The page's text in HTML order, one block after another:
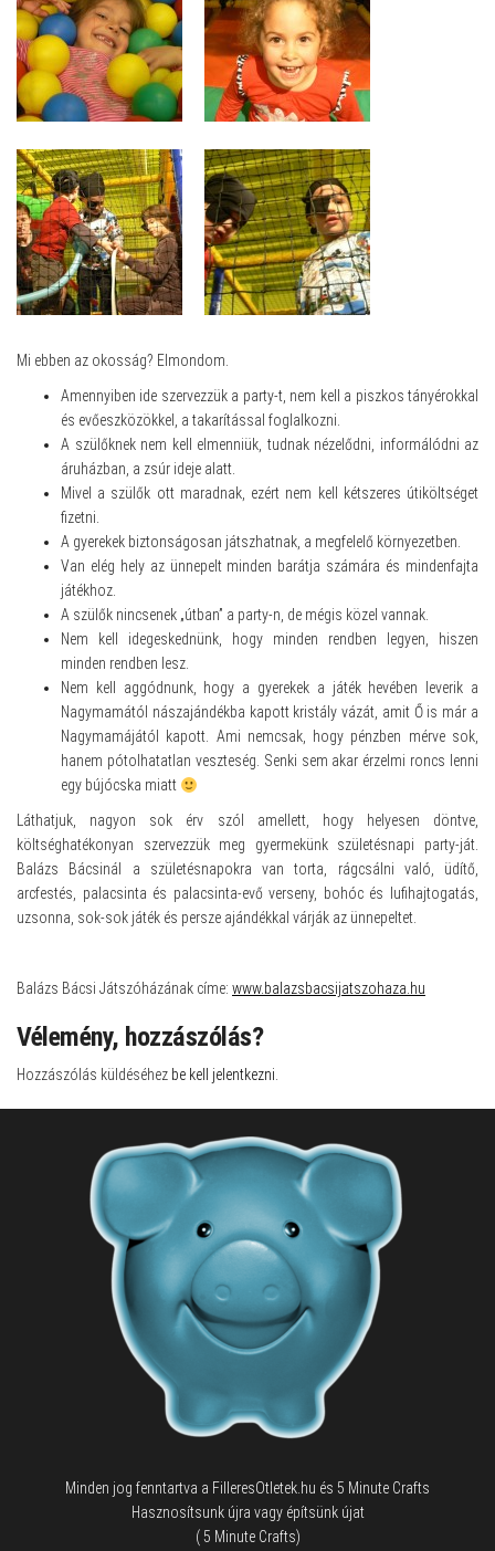
Mi ebben az okosság? Elmondom.
Amennyiben ide szervezzük a party-t, nem kell a piszkos tányérokkal
és evőeszközökkel, a takarítással foglalkozni.
A szülőknek nem kell elmenniük, tudnak nézelődni, informálódni az
áruházban, a zsúr ideje alatt.
Mivel a szülők ott maradnak, ezért nem kell kétszeres útiköltséget
fizetni.
A gyerekek biztonságosan játszhatnak, a megfelelő környezetben.
Van elég hely az ünnepelt minden barátja számára és mindenfajta
játékhoz.
A szülők nincsenek „útban” a party-n, de mégis közel vannak.
Nem kell idegeskednünk, hogy minden rendben legyen, hiszen
minden rendben lesz.
Nem kell aggódnunk, hogy a gyerekek a játék hevében leverik a
Nagymamától nászajándékba kapott kristály vázát, amit Ő is már a
Nagymamájától kapott. Ami nemcsak, hogy pénzben mérve sok,
hanem pótolhatatlan veszteség. Senki sem akar érzelmi roncs lenni
egy bújócska miatt
Láthatjuk, nagyon sok érv szól amellett, hogy helyesen döntve,
költséghatékonyan szervezzük meg gyermekünk születésnapi party-ját.
Balázs Bácsinál a születésnapokra van torta, rágcsálni való, üdítő,
arcfestés, palacsinta és palacsinta-evő verseny, bohóc és lufihajtogatás,
uzsonna, sok-sok játék és persze ajándékkal várják az ünnepeltet.
Balázs Bácsi Játszóházának címe: www.balazsbacsijatszohaza.hu
Vélemény, hozzászólás?
Hozzászólás küldéséhez be kell jelentkezni.
Minden jog fenntartva a FilleresOtletek.hu és 5 Minute Crafts
Hasznosítsunk újra vagy építsünk újat
( 5 Minute Crafts)